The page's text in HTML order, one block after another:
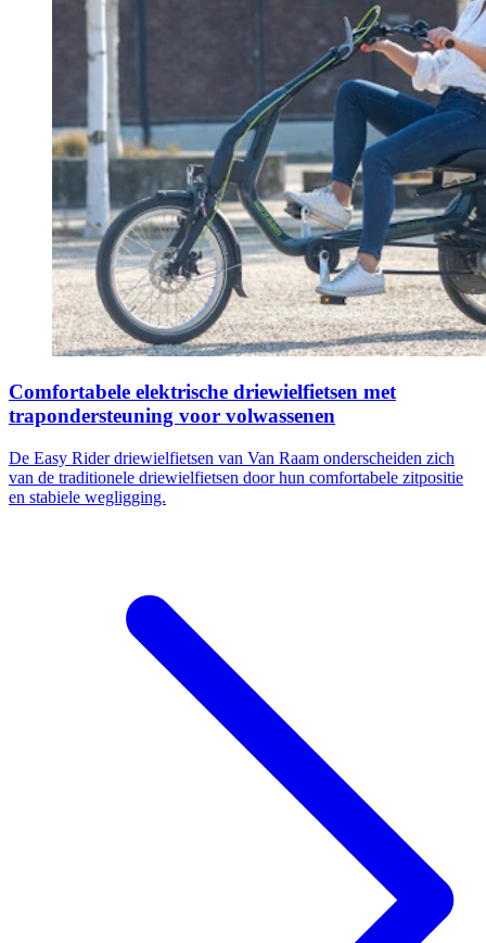
Comfortabele elektrische driewielfietsen met
trapondersteuning voor volwassenen
De Easy Rider driewielfietsen van Van Raam onderscheiden zich
van de traditionele driewielfietsen door hun comfortabele zitpositie
en stabiele wegligging.